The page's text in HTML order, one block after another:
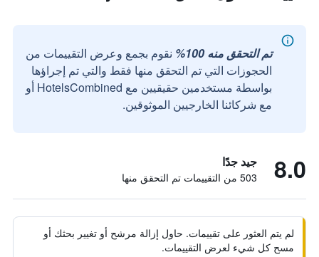
تم التحقق منه 100%
نقوم بجمع وعرض التقييمات من
الحجوزات التي تم التحقق منها فقط والتي تم إجراؤها
بواسطة مستخدمين حقيقيين مع HotelsCombined أو
مع شركائنا الخارجيين الموثوقين.
8.0 جيد جدًا
503 من التقييمات تم التحقق منها
لم يتم العثور على تقييمات. حاول إزالة مرشح أو تغيير بحثك أو
مسح كل شيء لعرض التقييمات.